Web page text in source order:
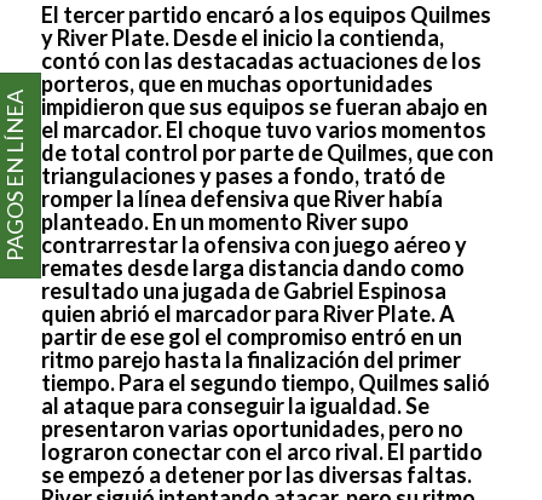
El tercer partido encaró a los equipos Quilmes
y River Plate. Desde el inicio la contienda,
contó con las destacadas actuaciones de los
porteros, que en muchas oportunidades
impidieron que sus equipos se fueran abajo en
el marcador. El choque tuvo varios momentos
de total control por parte de Quilmes, que con
triangulaciones y pases a fondo, trató de
romper la línea defensiva que River había
planteado. En un momento River supo
contrarrestar la ofensiva con juego aéreo y
remates desde larga distancia dando como
resultado una jugada de Gabriel Espinosa
quien abrió el marcador para River Plate. A
partir de ese gol el compromiso entró en un
ritmo parejo hasta la finalización del primer
tiempo. Para el segundo tiempo, Quilmes salió
al ataque para conseguir la igualdad. Se
presentaron varias oportunidades, pero no
lograron conectar con el arco rival. El partido
se empezó a detener por las diversas faltas.
PAGOS EN LÍNEA